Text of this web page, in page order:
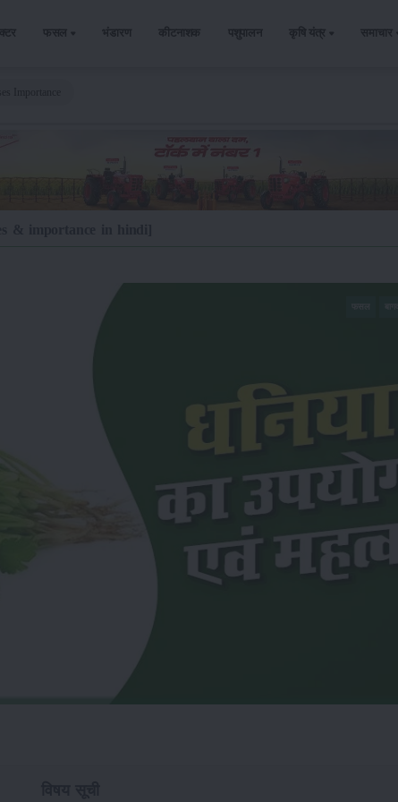
फसल भंडारण कीटनाशक पशुपालन कृषि यंत्र समाचार